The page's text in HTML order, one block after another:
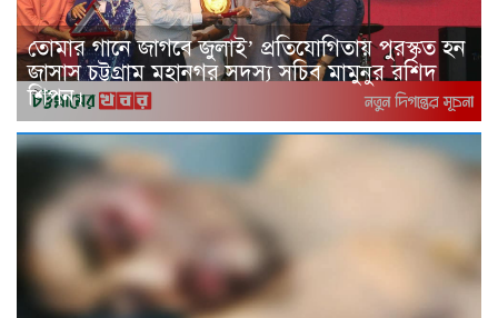
তোমার গানে জাগবে জুলাই’ প্রতিযোগিতায় পুরস্কৃত হন
জাসাস চট্টগ্রাম মহানগর সদস‌্য স‌চিব মামুনুর রশিদ
শিপন।